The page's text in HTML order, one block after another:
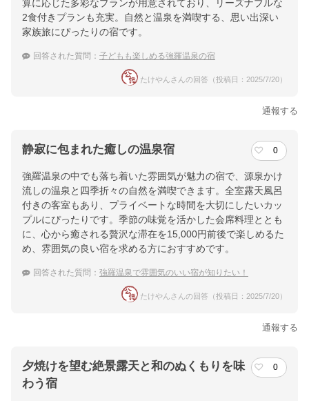
算に応じた多彩なプランが用意されており、リーズナブルな
2食付きプランも充実。自然と温泉を満喫する、思い出深い
家族旅にぴったりの宿です。
回答された質問： 子どもも楽しめる強羅温泉の宿
たけやんさんの回答（投稿日：2025/7/20）
通報する
静寂に包まれた癒しの温泉宿 0
強羅温泉の中でも落ち着いた雰囲気が魅力の宿で、源泉かけ
流しの温泉と四季折々の自然を満喫できます。全室露天風呂
付きの客室もあり、プライベートな時間を大切にしたいカッ
プルにぴったりです。季節の味覚を活かした会席料理ととも
に、心から癒される贅沢な滞在を15,000円前後で楽しめるた
め、雰囲気の良い宿を求める方におすすめです。
回答された質問： 強羅温泉で雰囲気のいい宿が知りたい！
たけやんさんの回答（投稿日：2025/7/20）
通報する
夕焼けを望む絶景露天と和のぬくもりを味
わう宿
0